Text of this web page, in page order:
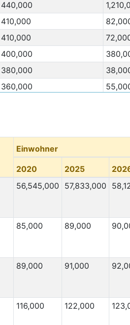
440,000
410,000
410,000
400,000
380,000
360,000
300,000
8,000
300,000
300,000
280,000
260,000
250,000
220,000
Einwohner
2020 2025
56,545,000 57,833,000
85,000 89,000
89,000 91,000
116,000 122,000